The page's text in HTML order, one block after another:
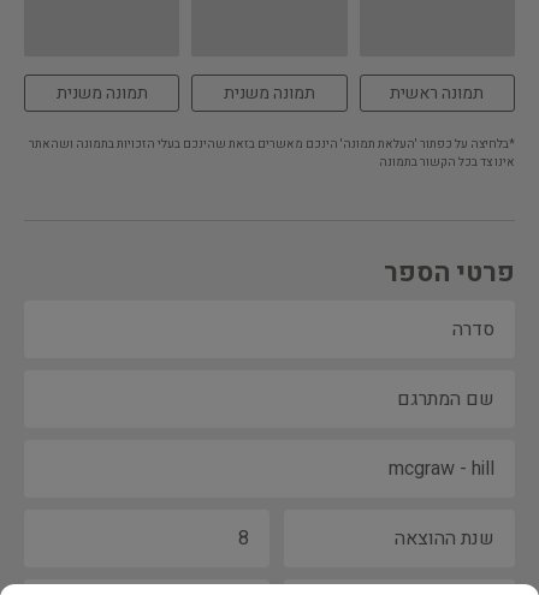
תמונה ראשית תמונה משנית תמונה משנית
*בלחיצה על כפתור 'העלאת תמונה' הינכם מאשרים בזאת שהינכם בעלי הזכויות בתמונה ושהאתר
אינו צד בכל הקשור בתמונה
פרטי הספר